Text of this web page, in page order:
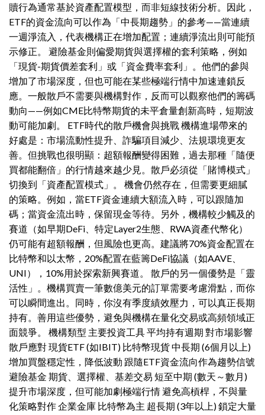
贖行為通常基於資產配置模型，而非短線技術分析。因此，
ETF的資金流向可以作為「中長期趨勢」的參考——當連續
一週淨流入，代表機構正在增加配置；連續淨流出則可能預
示修正。 避險基金則偏愛期貨與選擇權的套利策略，例如
「現貨-期貨價差套利」或「資金費率套利」。他們的參與
增加了市場深度，但也可能在某些極端行情中加速連鎖反
應。一般散戶不需要與機構對作，反而可以觀察他們的籌碼
動向——例如CME比特幣期貨的未平倉量創新高時，短期波
動可能加劇。 ETF時代的散戶機會與挑戰 機構進場帶來的
好處是：市場流動性提升、詐騙項目減少、法規環境更友
善。但挑戰也很明顯：超額報酬變得困難，過去那種「隨便
買都能翻倍」的行情越來越少見。散戶必須從「賭博模式」
切換到「資產配置模式」。 機會仍然存在，但需要更細膩
的策略。例如，當ETF資金連續大額流入時，可以跟隨加
碼；當資金流出時，保留現金等待。另外，機構較少觸及的
賽道（如早期DeFi、特定Layer2生態、RWA資產代幣化）
仍可能有超額報酬，但風險也更高。建議將70%資金配置在
比特幣和以太幣，20%配置在藍籌DeFi協議（如AAVE、
UNI），10%用於探索新興賽道。 散戶的另一個優勢是「靈
活性」。機構買賣一筆數億美元的訂單需要考慮滑點，而你
可以瞬間進出。同時，你沒有季度績效壓力，可以真正長期
持有。善用這些優勢，避免與機構在量化交易或高頻領域正
面競爭。 機構類型 主要投資工具 平均持有週期 對市場影響
散戶應對 現貨ETF (如IBIT) 比特幣現貨 中長期 (6個月以上)
增加買盤穩定性，降低波動 跟隨ETF資金流向作為趨勢信號
避險基金 期貨、選擇權、基差交易 短至中期 (數天～數月)
提升市場深度，但可能加劇極端行情 避免高槓桿，不與量
化策略對作 企業金庫 比特幣為主 超長期 (3年以上) 鎖定大量